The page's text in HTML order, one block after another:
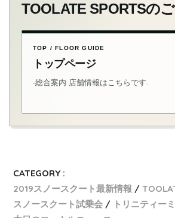
TOOLATE SPORTSの
TOP / FLOOR GUIDE
トップページ
-総合案内 店舗情報はこちらです.
CATEGORY :
2019スノースクート最新情報
スノースクート試乗会
トリニティー